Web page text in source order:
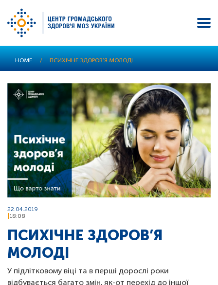
HOME / ПСИХІЧНЕ ЗДОРОВ’Я МОЛОДІ
22.04.2019
18:08
ПСИХІЧНЕ ЗДОРОВ’Я
МОЛОДІ
У підлітковому віці та в перші дорослі роки
відбувається багато змін, як-от перехід до іншої